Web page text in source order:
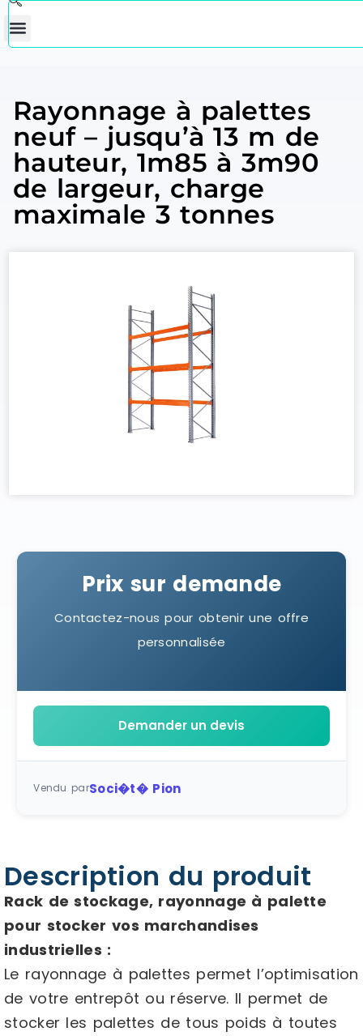
Rayonnage à palettes
neuf – jusqu’à 13 m de
hauteur, 1m85 à 3m90
de largeur, charge
maximale 3 tonnes
Prix sur demande
Contactez-nous pour obtenir une offre
personnalisée
Demander un devis
Vendu parSoci�t� Pion
Description du produit
Rack de stockage, rayonnage à palette
pour stocker vos marchandises
industrielles :
Le rayonnage à palettes permet l’optimisation
de votre entrepôt ou réserve. Il permet de
stocker les palettes de tous poids à toutes